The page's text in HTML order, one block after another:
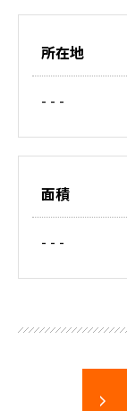
所在地
- - -
面積
- - -